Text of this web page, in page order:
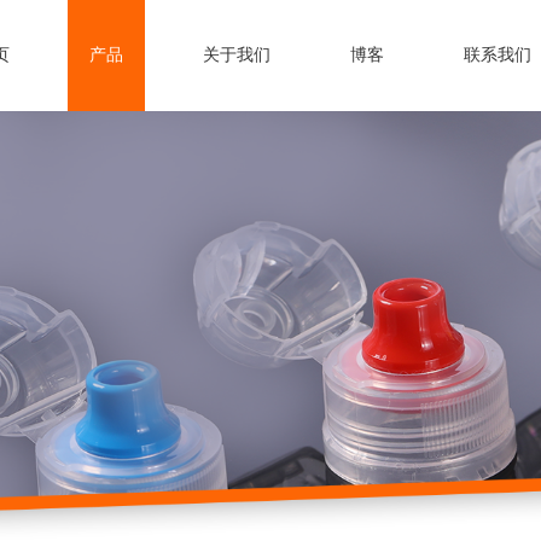
产品 关于我们 博客 联系我们